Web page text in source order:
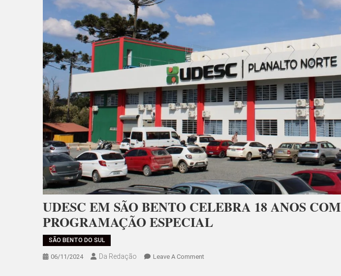
UDESC EM SÃO BENTO CELEBRA 18 ANOS COM
PROGRAMAÇÃO ESPECIAL
SÃO BENTO DO SUL
06/11/2024 Da Redação Leave A CommentOn